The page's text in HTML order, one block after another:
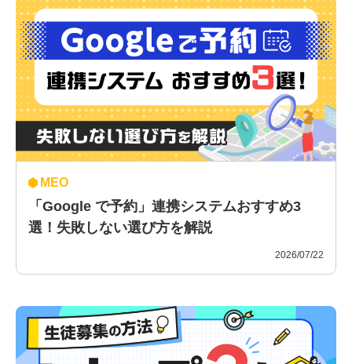
MEO
「Google で予約」連携システムおすすめ3
選！失敗しない選び方を解説
2026/07/22